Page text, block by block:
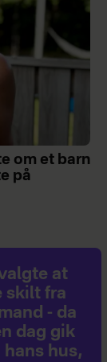
om et barn
på
at
skilt fra
- da
dag gik
hus,